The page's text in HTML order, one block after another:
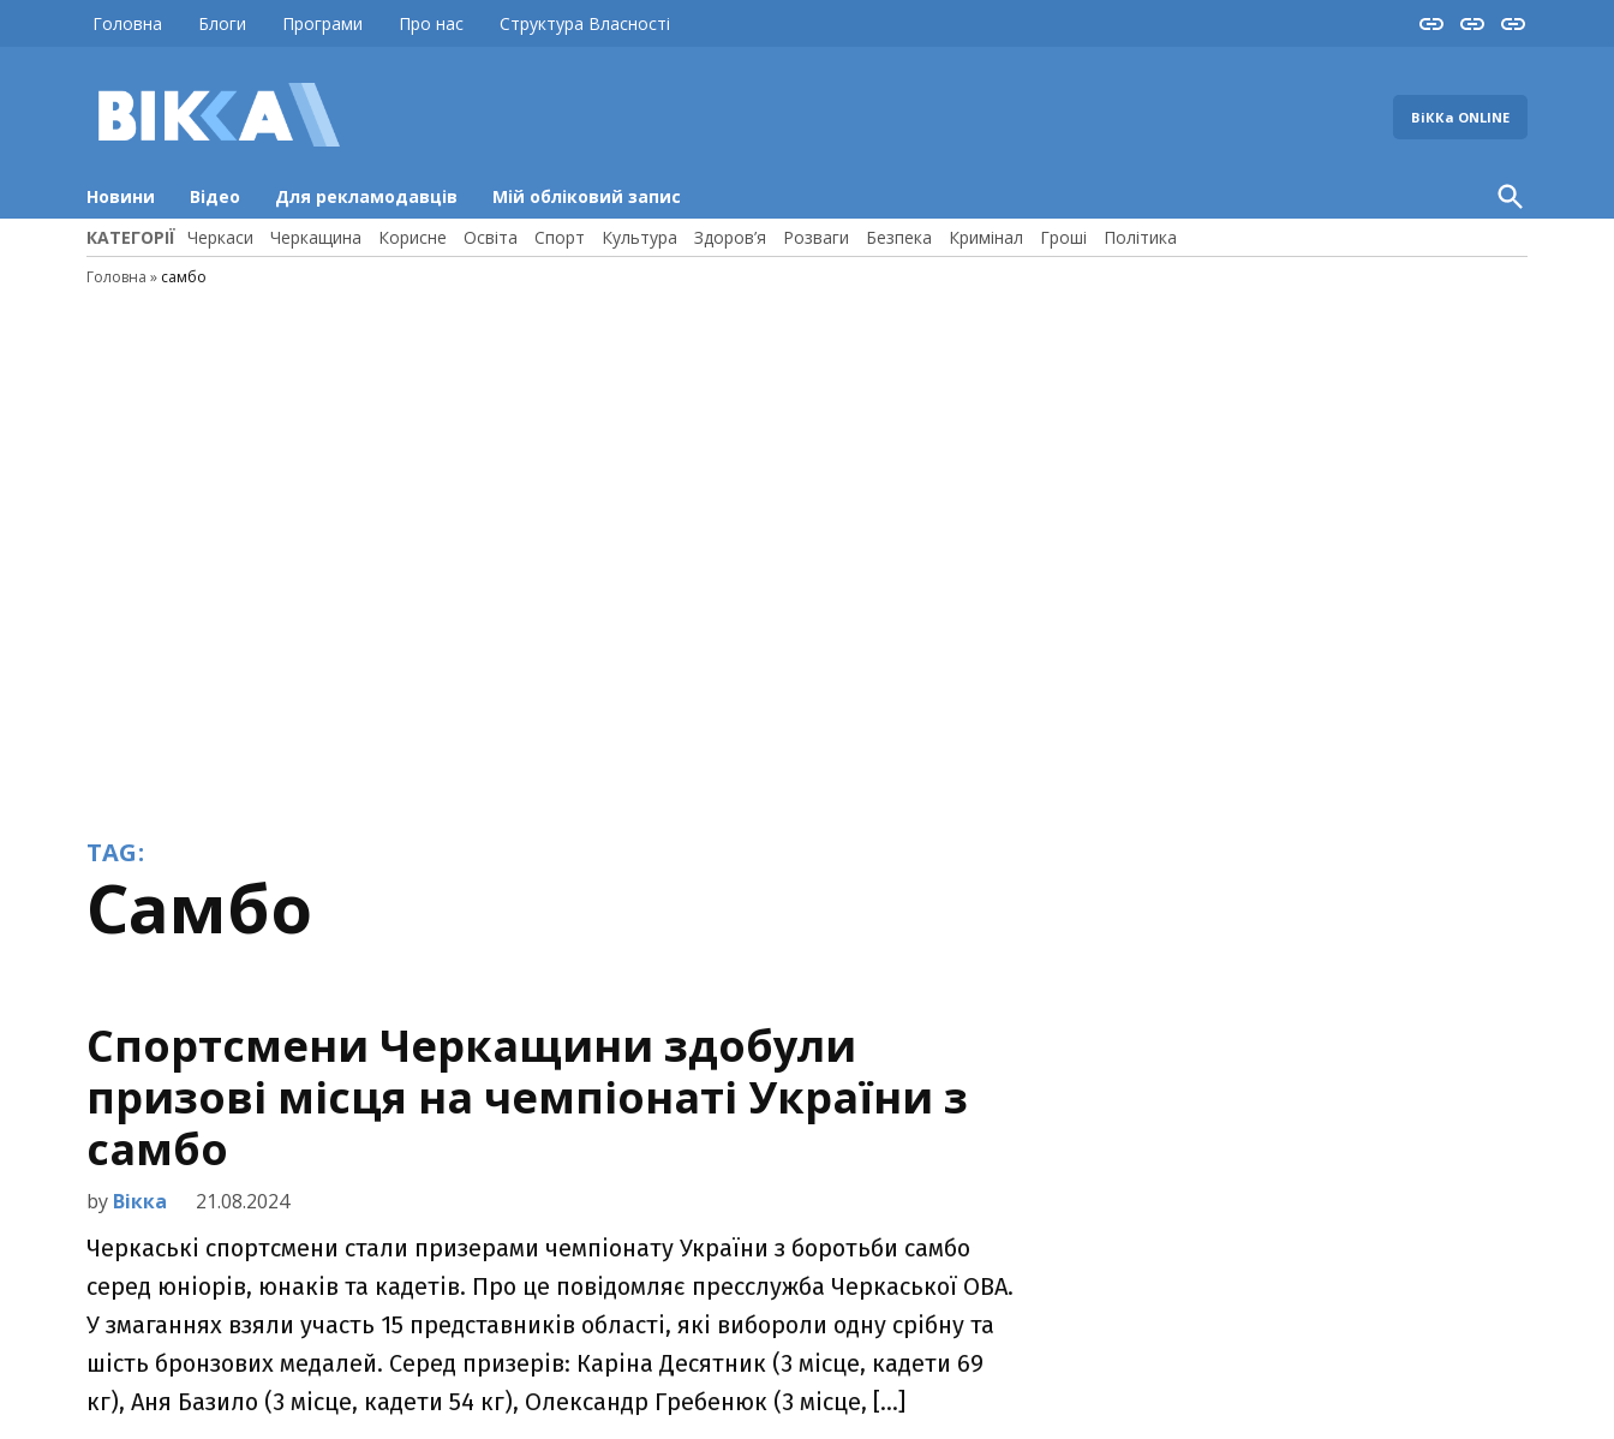
Головна Блоги Програми Про нас Структура Власності InstaYouTube
FB
ВіККа ONLINE
Новини Відео Для рекламодавців Мій обліковий запис
Open
Search
КАТЕГОРІЇ Черкаси Черкащина Корисне Освіта Спорт Культура Здоров’я Розваги Безпека Кримінал Гроші Політика
Головна » самбо
TAG:
самбо
Спортсмени Черкащини здобули
призові місця на чемпіонаті України з
самбо
by Вікка 21.08.2024
Черкаські спортсмени стали призерами чемпіонату України з боротьби самбо
серед юніорів, юнаків та кадетів. Про це повідомляє пресслужба Черкаської ОВА.
У змаганнях взяли участь 15 представників області, які вибороли одну срібну та
шість бронзових медалей. Серед призерів: Каріна Десятник (3 місце, кадети 69
кг), Аня Базило (3 місце, кадети 54 кг), Олександр Гребенюк (3 місце, […]